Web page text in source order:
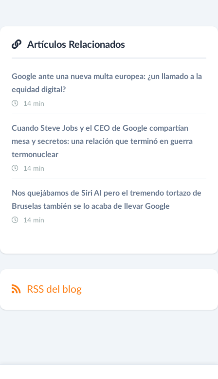
Artículos Relacionados
Google ante una nueva multa europea: ¿un llamado a la
equidad digital?
14 min
Cuando Steve Jobs y el CEO de Google compartían
mesa y secretos: una relación que terminó en guerra
termonuclear
14 min
Nos quejábamos de Siri AI pero el tremendo tortazo de
Bruselas también se lo acaba de llevar Google
14 min
RSS del blog